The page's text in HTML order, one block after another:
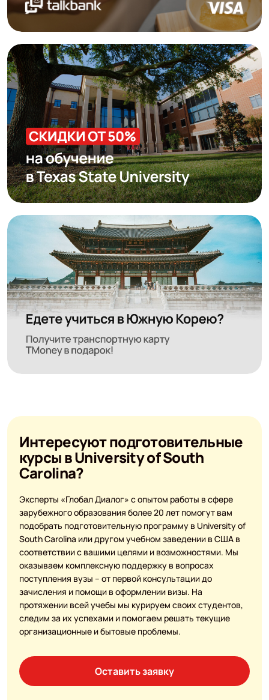
Интересуют подготовительные
курсы в University of South
Carolina?
Эксперты «Глобал Диалог» с опытом работы в сфере
зарубежного образования более 20 лет помогут вам
подобрать подготовительную программу в University of
South Carolina или другом учебном заведении в США в
соответствии с вашими целями и возможностями. Мы
оказываем комплексную поддержку в вопросах
поступления вузы – от первой консультации до
зачисления и помощи в оформлении визы. На
протяжении всей учебы мы курируем своих студентов,
следим за их успехами и помогаем решать текущие
организационные и бытовые проблемы.
Оставить заявку